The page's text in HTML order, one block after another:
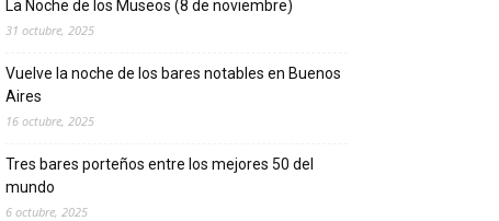
La Noche de los Museos (8 de noviembre)
31 octubre, 2025
Vuelve la noche de los bares notables en Buenos
Aires
16 octubre, 2025
Tres bares porteños entre los mejores 50 del
mundo
6 octubre, 2025